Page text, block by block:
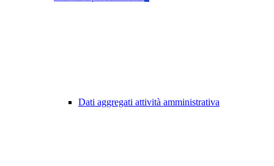
Dati aggregati attività amministrativa